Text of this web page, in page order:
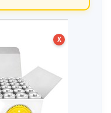
X